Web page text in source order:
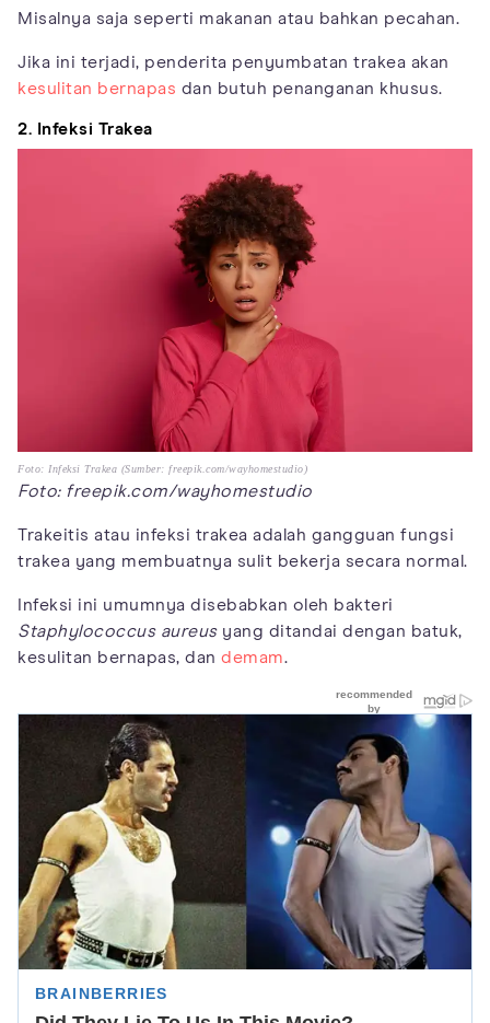
Misalnya saja seperti makanan atau bahkan pecahan.
Jika ini terjadi, penderita penyumbatan trakea akan
kesulitan bernapas dan butuh penanganan khusus.
2. Infeksi Trakea
Foto: Infeksi Trakea (Sumber: freepik.com/wayhomestudio)
Foto: freepik.com/wayhomestudio
Trakeitis atau infeksi trakea adalah gangguan fungsi
trakea yang membuatnya sulit bekerja secara normal.
Infeksi ini umumnya disebabkan oleh bakteri
Staphylococcus aureus yang ditandai dengan batuk,
kesulitan bernapas, dan demam.